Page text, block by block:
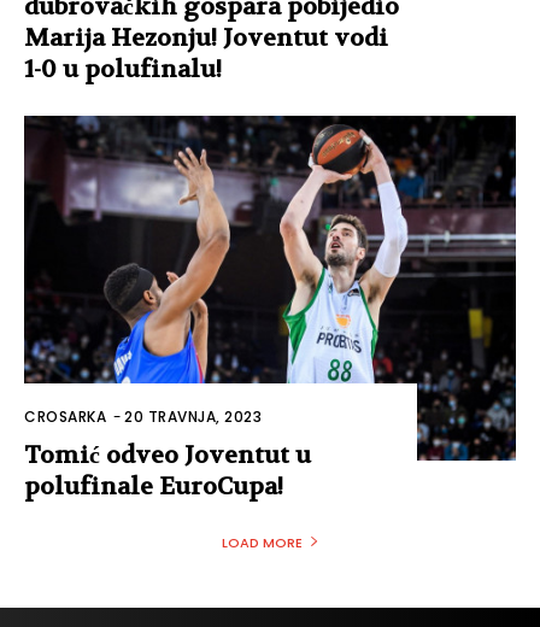
dubrovačkih gospara pobijedio
Marija Hezonju! Joventut vodi
1-0 u polufinalu!
CROSARKA -20 TRAVNJA, 2023
Tomić odveo Joventut u
polufinale EuroCupa!
LOAD MORE